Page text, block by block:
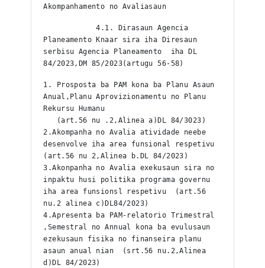
Akompanhamento no Avaliasaun
4.1. Dirasaun Agencia
Planeamento Knaar sira iha Diresaun
serbisu Agencia Planeamento  iha DL
84/2023,DM 85/2023(artugu 56-58)
1. Prosposta ba PAM kona ba Planu Asaun
Anual,Planu Aprovizionamentu no Planu
Rekursu Humanu
   (art.56 nu .2,Alinea a)DL 84/3023)
2.Akompanha no Avalia atividade neebe
desenvolve iha area funsional respetivu
(art.56 nu 2,Alinea b.DL 84/2023)
3.Akonpanha no Avalia exekusaun sira no
inpaktu husi politika programa governu
iha area funsionsl respetivu  (art.56
nu.2 alinea c)DL84/2023)
4.Apresenta ba PAM-relatorio Trimestral
,Semestral no Annual kona ba evulusaun
ezekusaun fisika no finanseira planu
asaun anual nian  (srt.56 nu.2,Alinea
d)DL 84/2023)